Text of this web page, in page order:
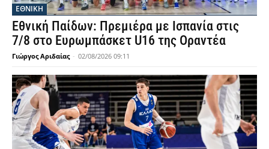
ΕΘΝΙΚΉ
Εθνική Παίδων: Πρεμιέρα με Ισπανία στις
7/8 στο Ευρωμπάσκετ U16 της Οραντέα
Γιώργος Αριδαίας - 02/08/2026 09:11